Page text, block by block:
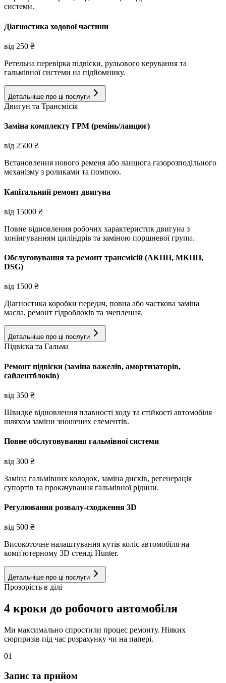
системи.
Діагностика ходової частини
від 250 ₴
Ретельна перевірка підвіски, рульового керування та
гальмівної системи на підйомнику.
Детальніше про ці послуги
Двигун та Трансмісія
Заміна комплекту ГРМ (ремінь/ланцюг)
від 2500 ₴
Встановлення нового ременя або ланцюга газорозподільного
механізму з роликами та помпою.
Капітальний ремонт двигуна
від 15000 ₴
Повне відновлення робочих характеристик двигуна з
хонінгуванням циліндрів та заміною поршневої групи.
Обслуговування та ремонт трансмісій (АКПП, МКПП,
DSG)
від 1500 ₴
Діагностика коробки передач, повна або часткова заміна
масла, ремонт гідроблоків та зчеплення.
Детальніше про ці послуги
Підвіска та Гальма
Ремонт підвіски (заміна важелів, амортизаторів,
сайлентблоків)
від 350 ₴
Швидке відновлення плавності ходу та стійкості автомобіля
шляхом заміни зношених елементів.
Повне обслуговування гальмівної системи
від 300 ₴
Заміна гальмівних колодок, заміна дисків, регенерація
супортів та прокачування гальмівної рідини.
Регулювання розвалу-сходження 3D
від 500 ₴
Високоточне налаштування кутів коліс автомобіля на
комп'ютерному 3D стенді Hunter.
Детальніше про ці послуги
Прозорість в ділі
4 кроки до робочого автомобіля
Ми максимально спростили процес ремонту. Ніяких
сюрпризів під час розрахунку чи на папері.
01
Запис та прийом